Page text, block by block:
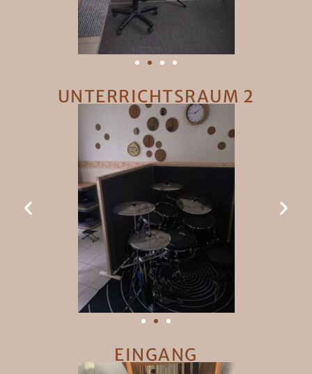
UNTERRICHTSRAUM 2
EINGANG